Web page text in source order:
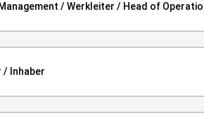
/ Werkleiter / Head of
Inhaber